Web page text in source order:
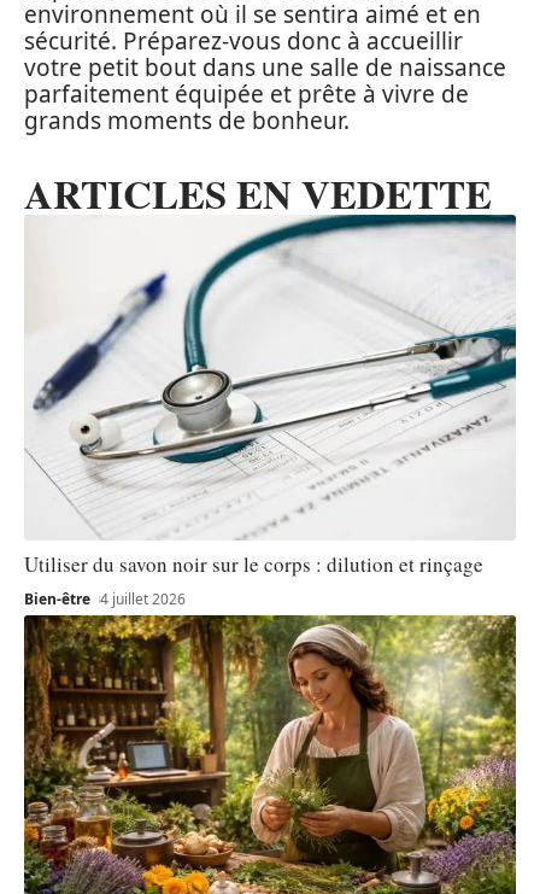
environnement où il se sentira aimé et en
sécurité. Préparez-vous donc à accueillir
votre petit bout dans une salle de naissance
parfaitement équipée et prête à vivre de
grands moments de bonheur.
ARTICLES EN VEDETTE
Utiliser du savon noir sur le corps : dilution et rinçage
Bien-être 4 juillet 2026